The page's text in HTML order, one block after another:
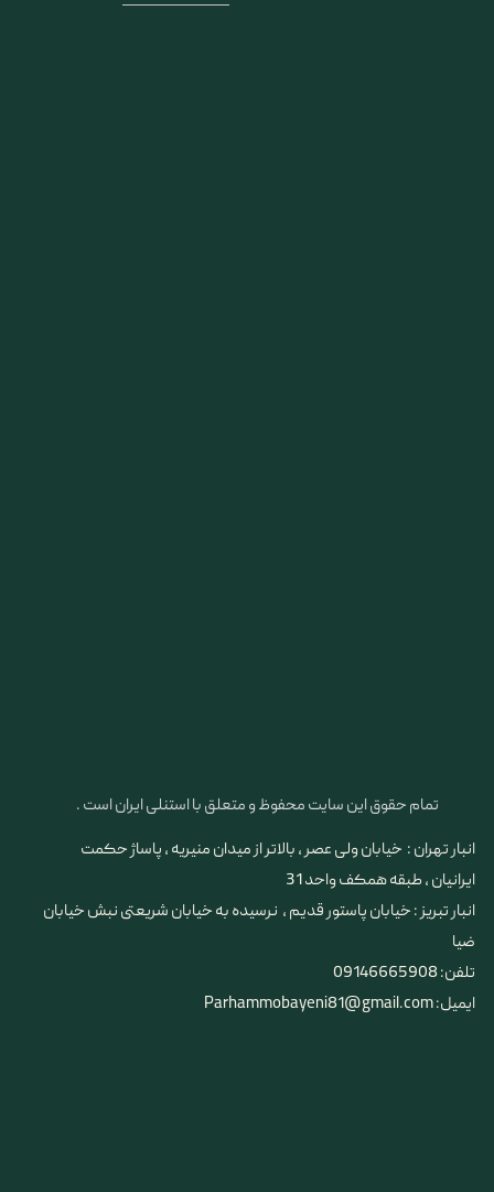
تمام حقوق این سایت محفوظ و متعلق با استنلی ایران است .
انبار تهران : خیابان ولی عصر ، بالاتر از میدان منیریه ، پاساژ حکمت
ایرانیان ، طبقه همکف واحد 31
​​​​​​​انبار تبریز : خیابان پاستور قدیم ، نرسیده به خیابان شریعتی نبش خیابان
ضیا
تلفن: 09146665908
ایمیل: Parhammobayeni81@gmail.com